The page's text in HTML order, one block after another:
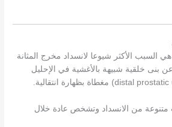
السبب الأكثر شيوعا لانسداد مخرج المثانة
بنی خلقية شبيهة بالأغشية في الإحليل
من الانسداد وتشخص عادة خلال